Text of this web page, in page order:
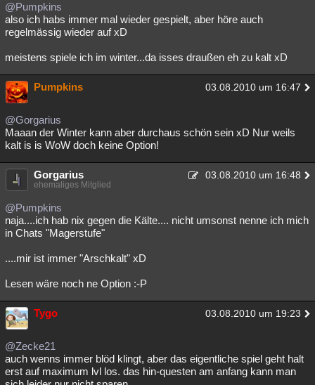
@Pumpkins
also ich habs immer mal wieder gespielt, aber höre auch
regelmässig wieder auf xD
meistens spiele ich im winter...da isses draußen eh zu kalt xD
Pumpkins 03.08.2010 um 16:47
@Gorgarius
Maaan der Winter kann aber durchaus schön sein xD Nur weils
kalt is is WoW doch keine Option!
Gorgarius 03.08.2010 um 16:48
ehemaliges Mitglied
@Pumpkins
naja....ich hab nix gegen die Kälte.... nicht umsonst nenne ich mich
in Chats "Magerstufe"
....mir ist immer "Arschkalt" xD
Lesen wäre noch ne Option :-P
Tygo 03.08.2010 um 19:23
@Zecke21
auch wenns immer blöd klingt, aber das eigentliche spiel geht halt
erst auf maximum lvl los. das hin-questen am anfang kann man